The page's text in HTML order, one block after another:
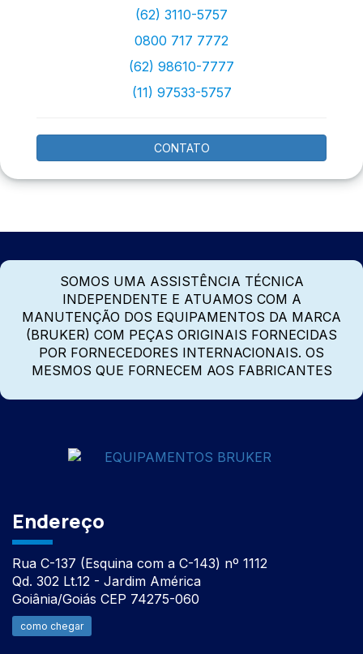
(62) 3110-5757
0800 717 7772
(62) 98610-7777
(11) 97533-5757
CONTATO
SOMOS UMA ASSISTÊNCIA TÉCNICA
INDEPENDENTE E ATUAMOS COM A
MANUTENÇÃO DOS EQUIPAMENTOS DA MARCA
(BRUKER) COM PEÇAS ORIGINAIS FORNECIDAS
POR FORNECEDORES INTERNACIONAIS. OS
MESMOS QUE FORNECEM AOS FABRICANTES
Endereço
Rua C-137 (Esquina com a C-143) nº 1112
Qd. 302 Lt.12 - Jardim América
Goiânia/Goiás CEP 74275-060
como chegar